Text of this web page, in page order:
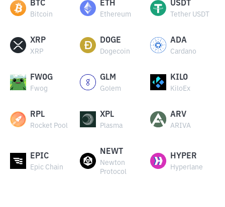
BTC
Bitcoin
ETH
Ethereum
USDT
Tether USDT
XRP
XRP
DOGE
Dogecoin
ADA
Cardano
FWOG
Fwog
GLM
Golem
KILO
KiloEx
RPL
Rocket Pool
XPL
Plasma
ARV
ARIVA
EPIC
Epic Chain
NEWT
Newton
Protocol
HYPER
Hyperlane